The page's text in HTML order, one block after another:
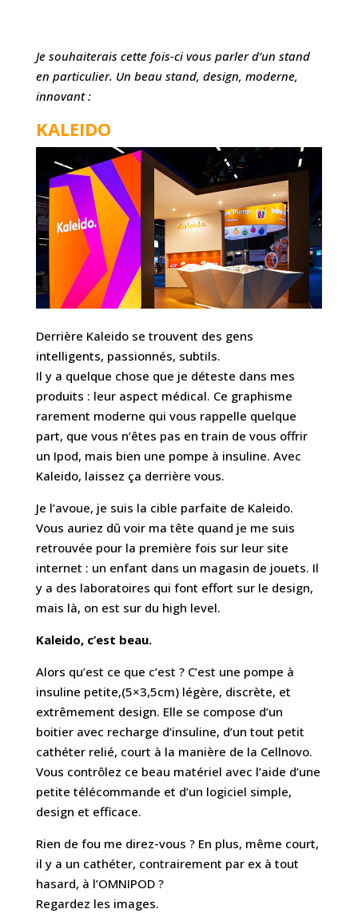
Je souhaiterais cette fois-ci vous parler d’un stand
en particulier. Un beau stand, design, moderne,
innovant :
KALEIDO
Derrière Kaleido se trouvent des gens
intelligents, passionnés, subtils.
Il y a quelque chose que je déteste dans mes
produits : leur aspect médical. Ce graphisme
rarement moderne qui vous rappelle quelque
part, que vous n’êtes pas en train de vous offrir
un Ipod, mais bien une pompe à insuline. Avec
Kaleido, laissez ça derrière vous.
Je l’avoue, je suis la cible parfaite de Kaleido.
Vous auriez dû voir ma tête quand je me suis
retrouvée pour la première fois sur leur site
internet : un enfant dans un magasin de jouets. Il
y a des laboratoires qui font effort sur le design,
mais là, on est sur du high level.
Kaleido, c’est beau.
Alors qu’est ce que c’est ? C’est une pompe à
insuline petite,(5×3,5cm) légère, discrète, et
extrêmement design. Elle se compose d’un
boitier avec recharge d’insuline, d’un tout petit
cathéter relié, court à la manière de la Cellnovo.
Vous contrôlez ce beau matériel avec l’aide d’une
petite télécommande et d’un logiciel simple,
design et efficace.
Rien de fou me direz-vous ? En plus, même court,
il y a un cathéter, contrairement par ex à tout
hasard, à l’OMNIPOD ?
Regardez les images.